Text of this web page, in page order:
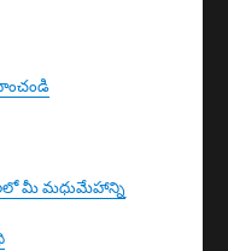
మీ మధుమేహాన్ని